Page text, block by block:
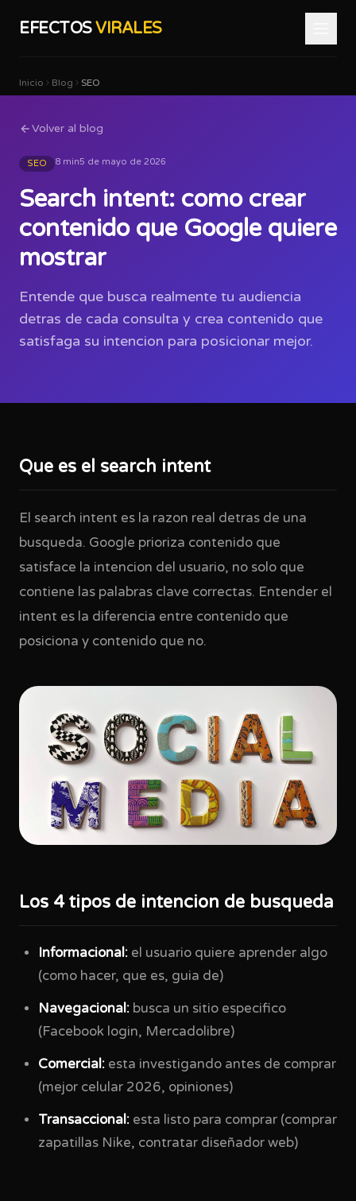
EFECTOSVIRALES
Inicio Blog SEO
Volver al blog
SEO 8 min5 de mayo de 2026
Search intent: como crear
contenido que Google quiere
mostrar
Entende que busca realmente tu audiencia
detras de cada consulta y crea contenido que
satisfaga su intencion para posicionar mejor.
Que es el search intent
El search intent es la razon real detras de una
busqueda. Google prioriza contenido que
satisface la intencion del usuario, no solo que
contiene las palabras clave correctas. Entender el
intent es la diferencia entre contenido que
posiciona y contenido que no.
Los 4 tipos de intencion de busqueda
Informacional: el usuario quiere aprender algo
(como hacer, que es, guia de)
Navegacional: busca un sitio especifico
(Facebook login, Mercadolibre)
Comercial: esta investigando antes de comprar
(mejor celular 2026, opiniones)
Transaccional: esta listo para comprar (comprar
zapatillas Nike, contratar diseñador web)